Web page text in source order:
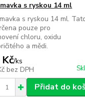
s ryskou 14 ml
s ryskou 14 ml.
pouze pro
chloru, oxidu
a mědi.
/ks
bez DPH
Přidat do